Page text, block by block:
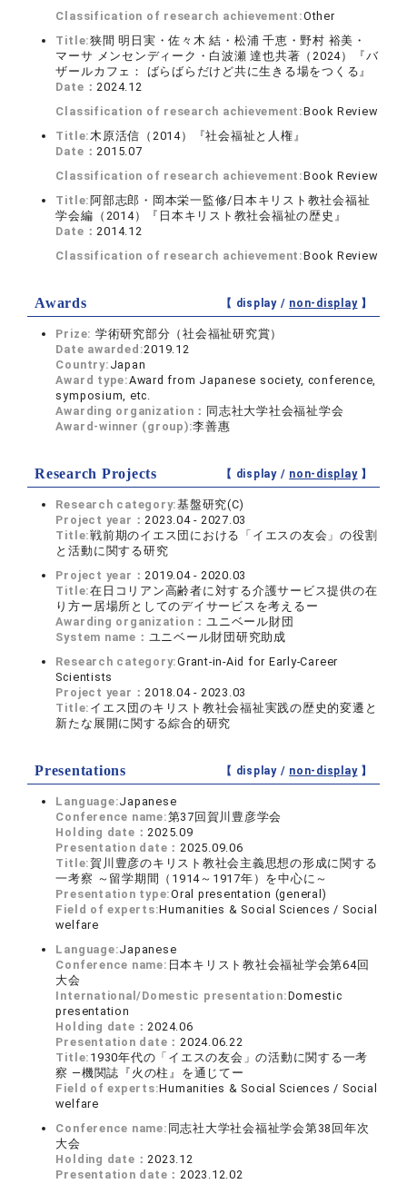
Classification of research achievement:Other
Title:狭間 明日実・佐々木 結・松浦 千恵・野村 裕美・
マーサ メンセンディーク・白波瀬 達也共著（2024）『バ
ザールカフェ： ばらばらだけど共に生きる場をつくる』
Date：2024.12
Classification of research achievement:Book Review
Title:木原活信（2014）『社会福祉と人権』
Date：2015.07
Classification of research achievement:Book Review
Title: 阿部志郎・岡本栄一監修/日本キリスト教社会福祉
学会編（2014）『日本キリスト教社会福祉の歴史』
Date：2014.12
Classification of research achievement:Book Review
Awards 【 display / non-display】
Prize: 学術研究部分（社会福祉研究賞）
Date awarded:2019.12
Country: Japan
Award type:Award from Japanese society, conference,
symposium, etc.
Awarding organization： 同志社大学社会福祉学会
Award-winner (group):李善惠
Research Projects 【 display / non-display】
Research category:基盤研究(C)
Project year：2023.04 - 2027.03
Title:戦前期のイエス団における「イエスの友会」の役割
と活動に関する研究
Project year：2019.04 - 2020.03
Title:在日コリアン高齢者に対する介護サービス提供の在
り方ー居場所としてのデイサービスを考えるー
Awarding organization：ユニベール財団
System name： ユニベール財団研究助成
Research category:Grant-in-Aid for Early-Career
Scientists
Project year：2018.04 - 2023.03
Title: イエス団のキリスト教社会福祉実践の歴史的変遷と
新たな展開に関する綜合的研究
Presentations 【 display / non-display】
Language:Japanese
Conference name:第37回賀川豊彦学会
Holding date：2025.09
Presentation date：2025.09.06
Title:賀川豊彦のキリスト教社会主義思想の形成に関する
一考察 ～留学期間（1914～1917年）を中心に～
Presentation type:Oral presentation (general)
Field of experts:Humanities & Social Sciences / Social
welfare
Language:Japanese
Conference name: 日本キリスト教社会福祉学会第64回
大会
International/Domestic presentation:Domestic
presentation
Holding date：2024.06
Presentation date：2024.06.22
Title: 1930年代の「イエスの友会」の活動に関する一考
察 ―機関誌『火の柱』を通じてー
Field of experts:Humanities & Social Sciences / Social
welfare
Conference name: 同志社大学社会福祉学会第38回年次
大会
Holding date：2023.12
Presentation date：2023.12.02